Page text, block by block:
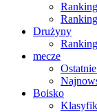
Drużyny
mecze
Boisko